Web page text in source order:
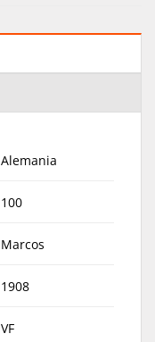
Alemania
100
Marcos
1908
VF